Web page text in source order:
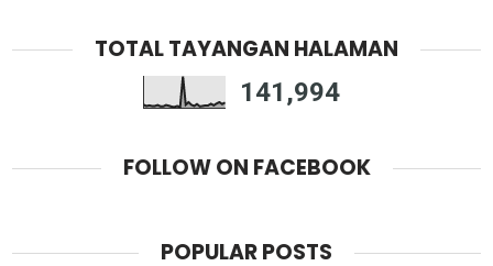
TOTAL TAYANGAN HALAMAN
141,994
FOLLOW ON FACEBOOK
POPULAR POSTS